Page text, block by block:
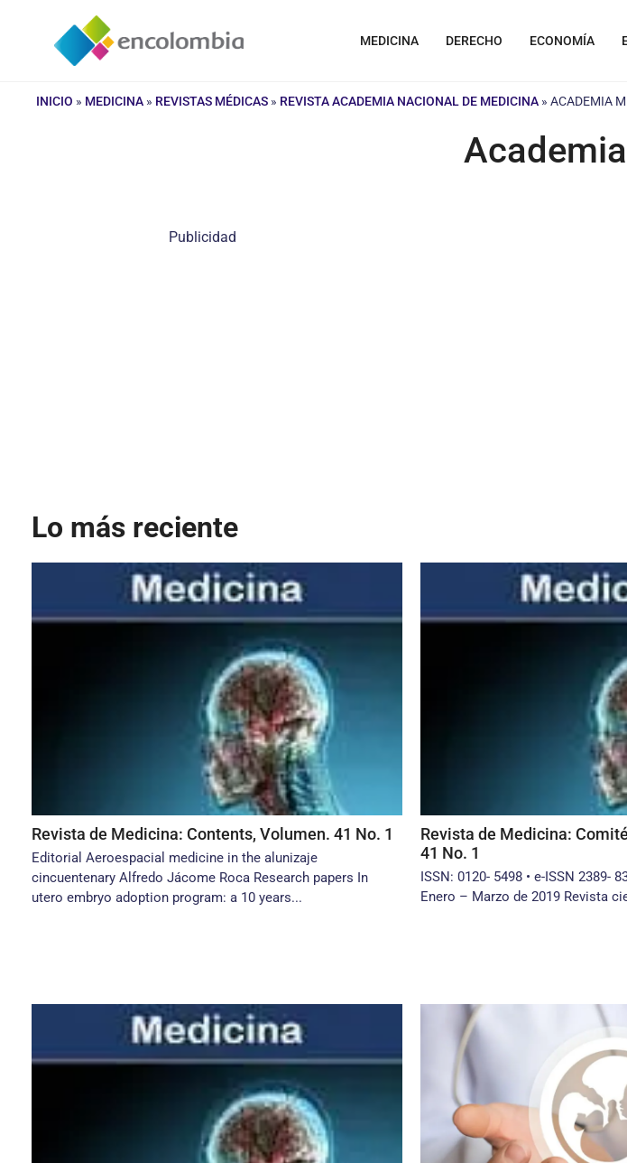
contenido
MEDICINA DERECHO ECONOMÍA
INICIO » MEDICINA » REVISTAS MÉDICAS » REVISTA ACADEMIA NACIONAL DE MEDICINA » ACADEMIA
Publicidad
Lo más reciente
Revista de Medicina: Contents, Volumen. 41 No. 1
Editorial Aeroespacial medicine in the alunizaje
cincuentenary Alfredo Jácome Roca Research papers In
utero embryo adoption program: a 10 years...
Revista de Medicina:
41 No. 1
ISSN: 0120- 5498 • e-ISSN 2389-
Enero – Marzo de 2019 Revista